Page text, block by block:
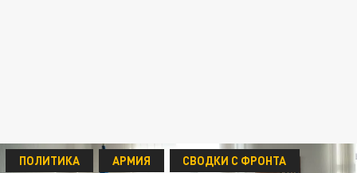
ПОЛИТИКА АРМИЯ СВОДКИ С ФРОНТА